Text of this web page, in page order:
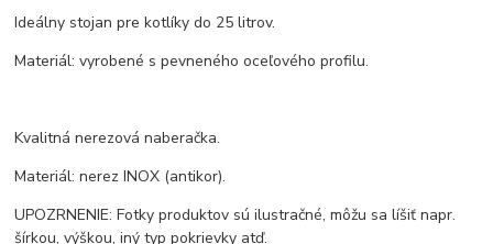
Ideálny stojan pre kotlíky do 25 litrov.
Materiál: vyrobené s pevneného oceľového profilu.
Kvalitná nerezová naberačka.
Materiál: nerez INOX (antikor).
UPOZRNENIE: Fotky produktov sú ilustračné, môžu sa líšiť napr.
šírkou, výškou, iný typ pokrievky atď.